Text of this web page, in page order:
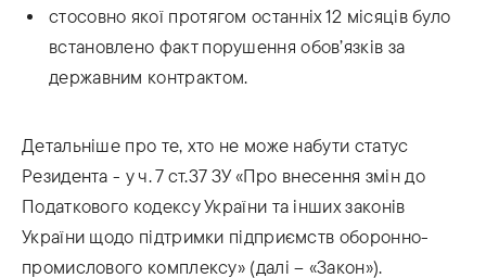
стосовно якої протягом останніх 12 місяців було
встановлено факт порушення обов’язків за
державним контрактом.
Детальніше про те, хто не може набути статус
Резидента - у ч. 7 ст.37 ЗУ «Про внесення змін до
Податкового кодексу України та інших законів
України щодо підтримки підприємств оборонно-
промислового комплексу» (далі – «Закон»).